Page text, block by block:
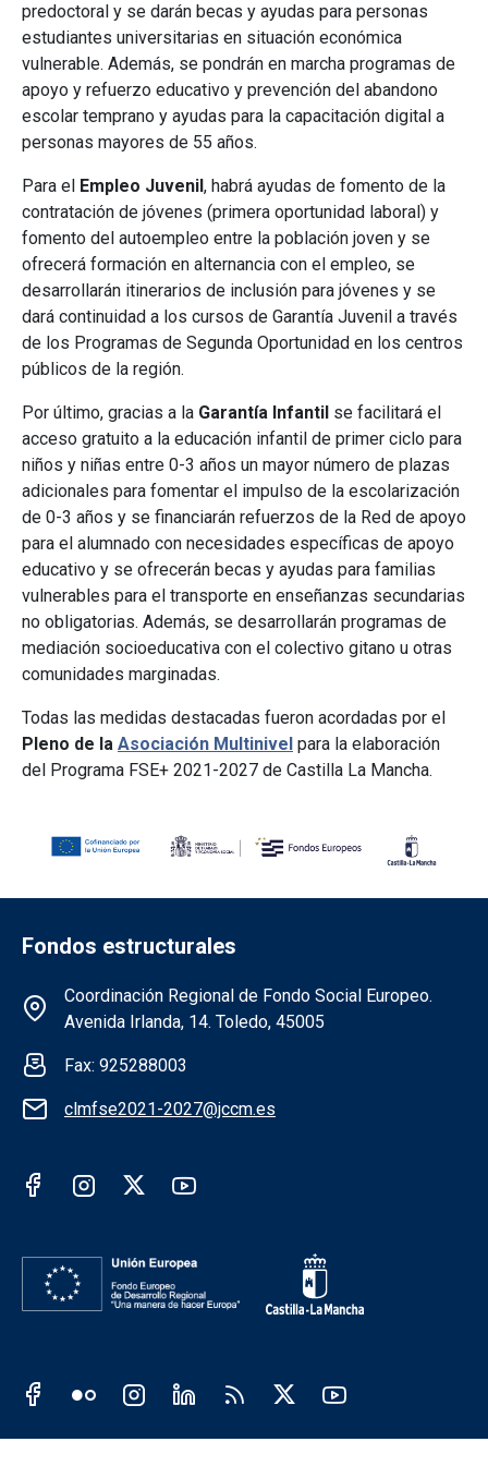
predoctoral y se darán becas y ayudas para personas
estudiantes universitarias en situación económica
vulnerable. Además, se pondrán en marcha programas de
apoyo y refuerzo educativo y prevención del abandono
escolar temprano y ayudas para la capacitación digital a
personas mayores de 55 años.
Para el Empleo Juvenil , habrá ayudas de fomento de la
contratación de jóvenes (primera oportunidad laboral) y
fomento del autoempleo entre la población joven y se
ofrecerá formación en alternancia con el empleo, se
desarrollarán itinerarios de inclusión para jóvenes y se
dará continuidad a los cursos de Garantía Juvenil a través
de los Programas de Segunda Oportunidad en los centros
públicos de la región.
Por último, gracias a la Garantía Infantil se facilitará el
acceso gratuito a la educación infantil de primer ciclo para
niños y niñas entre 0-3 años un mayor número de plazas
adicionales para fomentar el impulso de la escolarización
de 0-3 años y se financiarán refuerzos de la Red de apoyo
para el alumnado con necesidades específicas de apoyo
educativo y se ofrecerán becas y ayudas para familias
vulnerables para el transporte en enseñanzas secundarias
no obligatorias. Además, se desarrollarán programas de
mediación socioeducativa con el colectivo gitano u otras
comunidades marginadas.
Todas las medidas destacadas fueron acordadas por el
Pleno de la Asociación Multinivel para la elaboración
del Programa FSE+ 2021-2027 de Castilla La Mancha.
Fondos estructurales
Información de la institución FSE
Coordinación Regional de Fondo Social Europeo.
Avenida Irlanda, 14. Toledo, 45005
Fax: 925288003
clmfse2021-2027@jccm.es
Redes sociales institución FSE
Redes sociales JCCM